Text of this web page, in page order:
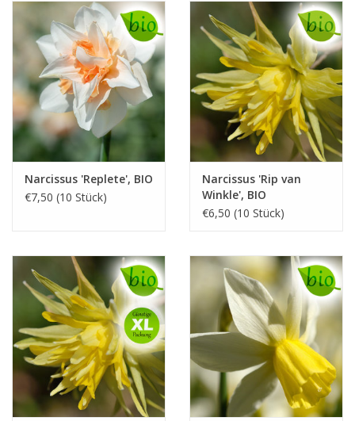
Narcissus 'Replete', BIO
€7,50 (10 Stück)
Narcissus 'Rip van
Winkle', BIO
€6,50 (10 Stück)